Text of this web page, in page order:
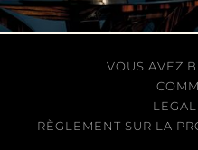
VOUS AVEZ
RÈGLEMENT SUR LA